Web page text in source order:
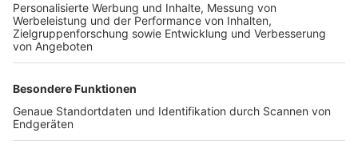
TOP-PARTNER